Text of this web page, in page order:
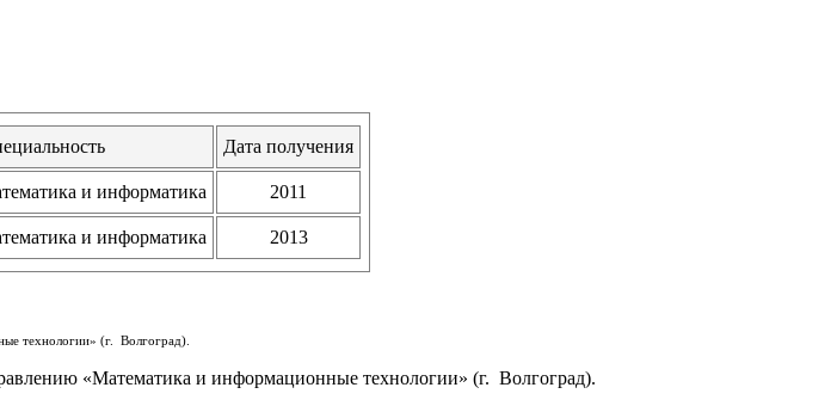
Дата получения
и информатика 2011
и информатика 2013
технологии» (г. Волгоград).
«Математика и информационные технологии» (г. Волгоград).